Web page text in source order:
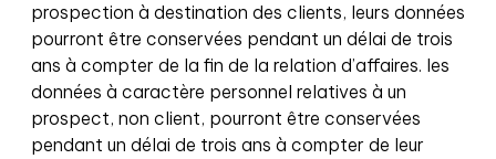
prospection à destination des clients, leurs données
pourront être conservées pendant un délai de trois
ans à compter de la fin de la relation d’affaires. les
données à caractère personnel relatives à un
prospect, non client, pourront être conservées
pendant un délai de trois ans à compter de leur